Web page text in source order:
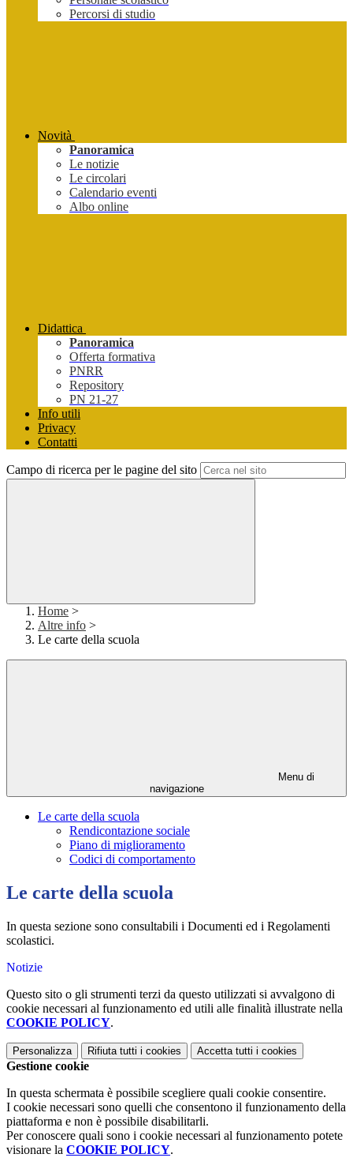
Percorsi di studio
Novità
Panoramica
Le notizie
Le circolari
Calendario eventi
Albo online
Didattica
Panoramica
Offerta formativa
PNRR
Repository
PN 21-27
Info utili
Privacy
Contatti
Campo di ricerca per le pagine del sito
Home >
Altre info >
Le carte della scuola
Menu di
navigazione
Le carte della scuola
Rendicontazione sociale
Piano di miglioramento
Codici di comportamento
Le carte della scuola
In questa sezione sono consultabili i Documenti ed i Regolamenti
scolastici.
Notizie
Questo sito o gli strumenti terzi da questo utilizzati si avvalgono di
cookie necessari al funzionamento ed utili alle finalità illustrate nella
COOKIE POLICY.
Personalizza Rifiuta tutti i cookies Accetta tutti i cookies
Gestione cookie
In questa schermata è possibile scegliere quali cookie consentire.
I cookie necessari sono quelli che consentono il funzionamento della
piattaforma e non è possibile disabilitarli.
Per conoscere quali sono i cookie necessari al funzionamento potete
visionare la COOKIE POLICY.